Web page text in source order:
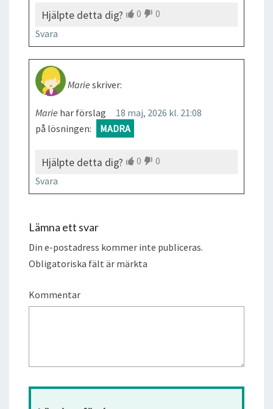
Hjälpte detta dig? 0
0
Svara
Marie skriver:
18 maj, 2026 kl. 21:08
Marie har förslag
på lösningen:
MADRA
Hjälpte detta dig? 0
0
Svara
Lämna ett svar
Din e-postadress kommer inte publiceras.
Obligatoriska fält är märkta
Kommentar